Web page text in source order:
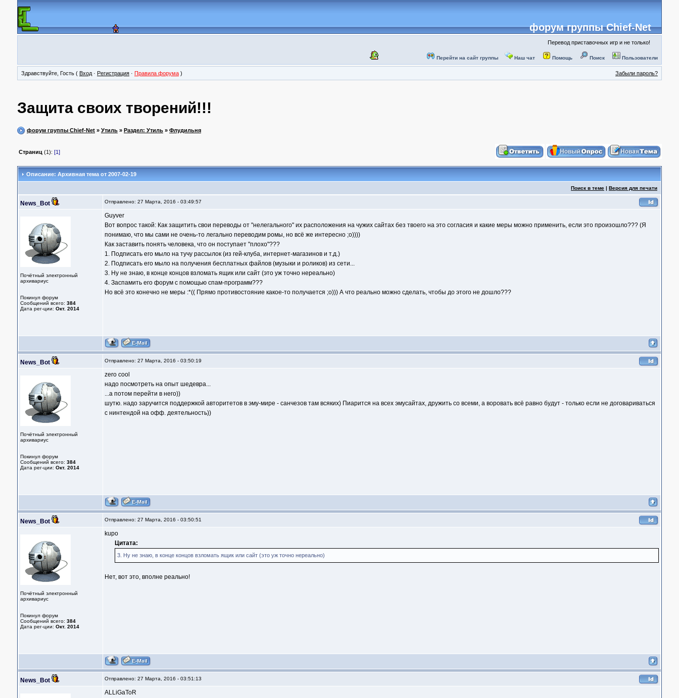
форум группы Chief-Net
Перевод приставочных игр и не только!
Перейти на сайт группы Наш чат Помощь Поиск Пользователи
Здравствуйте, Гость ( Вход · Регистрация · Правила форума ) Забыли пароль?
Защита своих творений!!!
форум группы Chief-Net » Утиль » Раздел: Утиль » Флудильня
Страниц (1): [1]
Описание: Архивная тема от 2007-02-19
Поиск в теме | Версия для печати
News_Bot Отправлено: 27 Марта, 2016 - 03:49:57
Почётный электронный
архивариус
Покинул форум
Сообщений всего: 384
Дата рег-ции: Окт. 2014
Guyver
Вот вопрос такой: Как защитить свои переводы от "нелегального" их расположения на чужих сайтах без твоего на это согласия и какие меры можно применить, если это произошло??? (Я
понимаю, что мы сами не очень-то легально переводим ромы, но всё же интересно ;о))))
Как заставить понять человека, что он поступает "плохо"???
1. Подписать его мыло на тучу рассылок (из гей-клуба, интернет-магазинов и т.д.)
2. Подписать его мыло на получения бесплатных файлов (музыки и роликов) из сети...
3. Ну не знаю, в конце концов взломать ящик или сайт (это уж точно нереально)
4. Заспамить его форум с помощью спам-программ???
Но всё это конечно не меры :*(( Прямо противостояние какое-то получается ;о))) А что реально можно сделать, чтобы до этого не дошло???
News_Bot Отправлено: 27 Марта, 2016 - 03:50:19
Почётный электронный
архивариус
Покинул форум
Сообщений всего: 384
Дата рег-ции: Окт. 2014
zero cool
надо посмотреть на опыт шедевра...
...а потом перейти в него))
шутю. надо заручится поддержкой авторитетов в эму-мире - санчезов там всяких) Пиарится на всех эмусайтах, дружить со всеми, а воровать всё равно будут - только если не договариваться
с нинтендой на офф. деятельность))
News_Bot Отправлено: 27 Марта, 2016 - 03:50:51
Почётный электронный
архивариус
Покинул форум
Сообщений всего: 384
Дата рег-ции: Окт. 2014
kupo
Цитата:
3. Ну не знаю, в конце концов взломать ящик или сайт (это уж точно нереально)
Нет, вот это, вполне реально!
News_Bot Отправлено: 27 Марта, 2016 - 03:51:13
ALLiGaToR